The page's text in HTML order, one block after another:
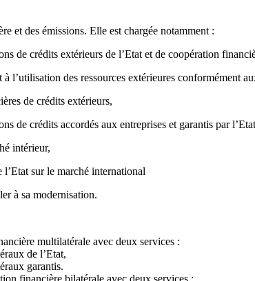
et des émissions. Elle est chargée notamment :
de crédits extérieurs de l’Etat et de coopération
l’utilisation des ressources extérieures conformément
de crédits extérieurs,
de crédits accordés aux entreprises et garantis par
intérieur,
sur le marché international
à sa modernisation.
multilatérale avec deux services :
de l’Etat,
garantis.
financière bilatérale avec deux services :